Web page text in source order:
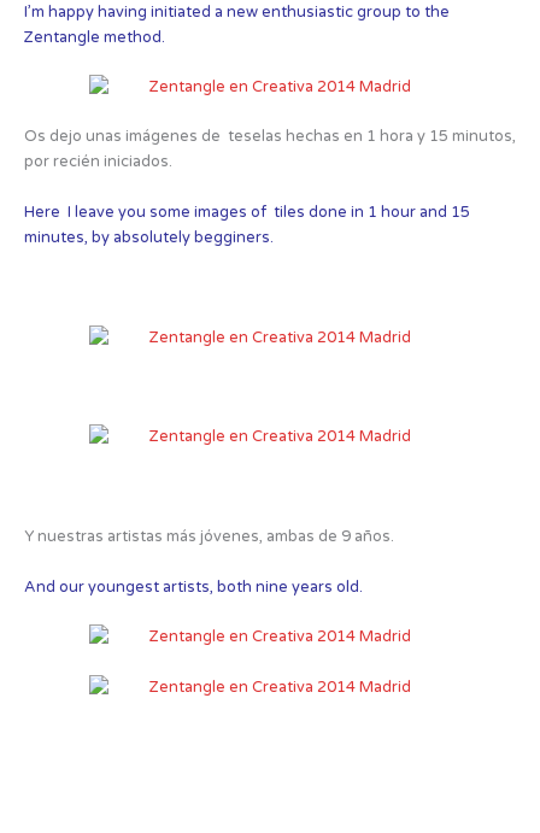
I’m happy having initiated a new enthusiastic group to the
Zentangle method.
Os dejo unas imágenes de teselas hechas en 1 hora y 15 minutos,
por recién iniciados.
Here I leave you some images of tiles done in 1 hour and 15
minutes, by absolutely begginers.
Y nuestras artistas más jóvenes, ambas de 9 años.
And our youngest artists, both nine years old.